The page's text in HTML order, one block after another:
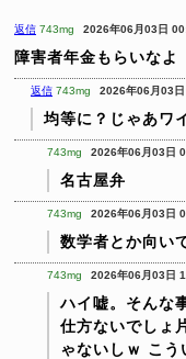
返信 743mg 2026年06月03日
障害者年金もらいなよ
返信 743mg 2026年06月03
均等に？じゃあワ
743mg 2026年06月03日
名古屋弁
743mg 2026年06月03日
数学者とか向い
743mg 2026年06月03日
ハイ嘘。そんな
仕方ないでしょ
ゃないしｗ こう